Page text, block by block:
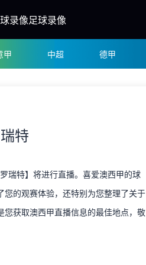
录像足球录像
甲 中超 德甲
特
瑞特】将进行直播。喜爱澳西甲的球
的观赛体验，还特别为您整理了关于
获取澳西甲直播信息的最佳地点，敬